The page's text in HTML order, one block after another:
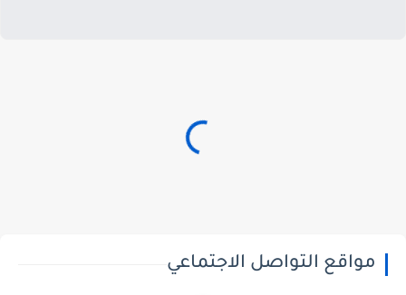
مواقع التواصل الاجتماعي